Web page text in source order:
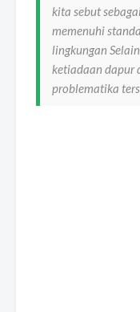
kita sebut
memenuhi
lingkungan
ketiadaan dapur
problematika